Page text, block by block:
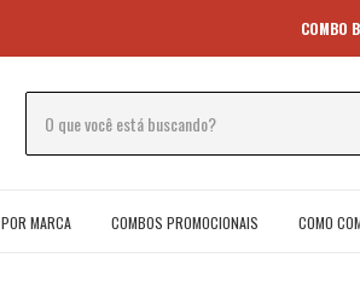
COMBO
POR MARCA COMBOS PROMOCIONAIS COMO